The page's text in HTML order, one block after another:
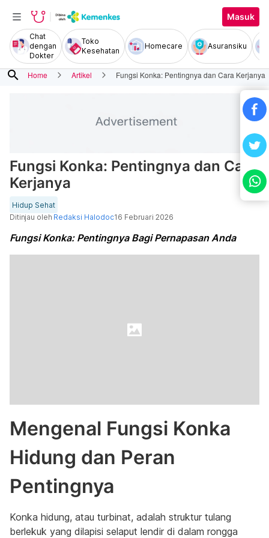
Masuk
Chat
dengan
Dokter
Toko
Kesehatan
Homecare Asuransiku
search Home Artikel Fungsi Konka: Pentingnya dan Cara Kerjanya
Fungsi Konka: Pentingnya dan Cara
Kerjanya
Hidup Sehat
Ditinjau oleh Redaksi Halodoc16 Februari 2026
Fungsi Konka: Pentingnya Bagi Pernapasan Anda
Mengenal Fungsi Konka
Hidung dan Peran
Pentingnya
Konka hidung, atau turbinat, adalah struktur tulang
berlekuk yang dilapisi selaput lendir di dalam rongga